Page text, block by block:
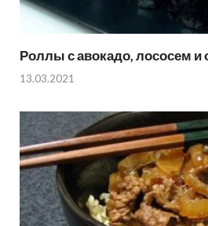
Роллы с авокадо, лососем и
13.03.2021